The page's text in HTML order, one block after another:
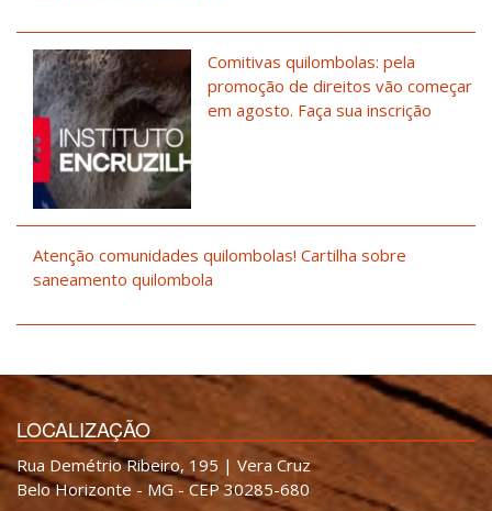
Comitivas quilombolas: pela
promoção de direitos vão começar
em agosto. Faça sua inscrição
Atenção comunidades quilombolas! Cartilha sobre
saneamento quilombola
LOCALIZAÇÃO
Rua Demétrio Ribeiro, 195 | Vera Cruz
Belo Horizonte - MG - CEP 30285-680